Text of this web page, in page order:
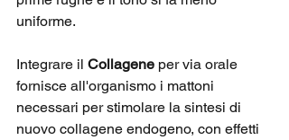
uniforme.
Integrare il Collagene per via orale
fornisce all'organismo i mattoni
necessari per stimolare la sintesi di
nuovo collagene endogeno, con effetti